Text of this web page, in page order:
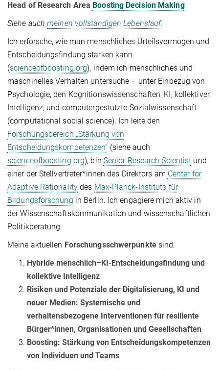
Head of Research Area Boosting Decision Making
Siehe auchmeinen vollständigen Lebenslauf.
Ich erforsche, wie man menschliches Urteilsvermögen und
Entscheidungsfindung stärken kann
(scienceofboosting.org), indem ich menschliches und
maschinelles Verhalten untersuche – unter Einbezug von
Psychologie, den Kognitionswissenschaften, KI, kollektiver
Intelligenz, und computergestützte Sozialwissenschaft
(computational social science). Ich leite den
Forschungsbereich „Stärkung von
Entscheidungskompetenzen“ (siehe auch
scienceofboosting.org), bin Senior Research Scientist und
einer der Stellvertreter*innen des Direktors am Center for
Adaptive Rationality des Max-Planck-Instituts für
Bildungsforschung in Berlin. Ich engagiere mich aktiv in
der Wissenschaftskommunikation und wissenschaftlichen
Politikberatung.
Meine aktuellen Forschungsschwerpunktesind:
Hybride menschlich–KI-Entscheidungsfindung und
kollektive Intelligenz
Risiken und Potenziale der Digitalisierung, KI und
neuer Medien: Systemische und
verhaltensbezogene Interventionen für resiliente
Bürger*innen, Organisationen und Gesellschaften
Boosting: Stärkung von Entscheidungskompetenzen
von Individuen und Teams